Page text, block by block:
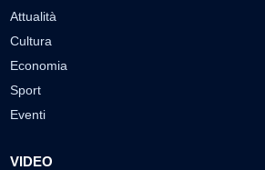
Attualità
Cultura
Economia
Sport
Eventi
VIDEO